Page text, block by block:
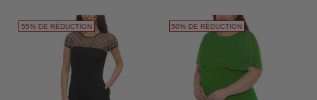
55% DE RÉDUCTION 50% DE RÉDUCTION